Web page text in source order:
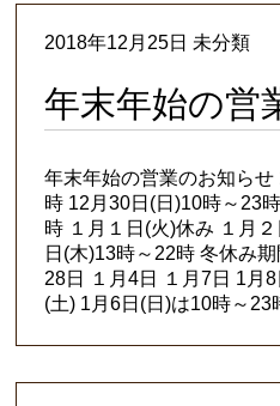
2018年12月25日 未分類
年末年始の営
年末年始の営業のお知ら
時 12月30日(日)10時～23
時 １月１日(火)休み １月
日(木)13時～22時 冬休み
28日 １月4日 １月7日 1月
(土) 1月6日(日)は10時～23